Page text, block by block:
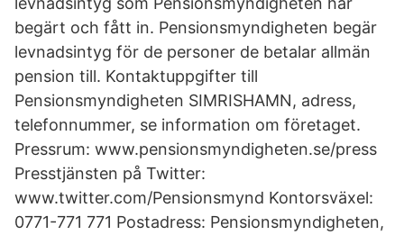
begärt och fått in. Pensionsmyndigheten begär
levnadsintyg för de personer de betalar allmän
pension till. Kontaktuppgifter till
Pensionsmyndigheten SIMRISHAMN, adress,
telefonnummer, se information om företaget.
Pressrum: www.pensionsmyndigheten.se/press
Presstjänsten på Twitter:
www.twitter.com/Pensionsmynd Kontorsväxel:
0771-771 771 Postadress: Pensionsmyndigheten,